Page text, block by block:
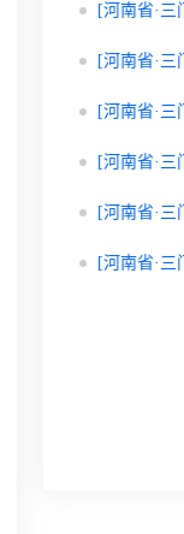
[河南省·三
[河南省·三
[河南省·三
[河南省·三
[河南省·三
[河南省·三